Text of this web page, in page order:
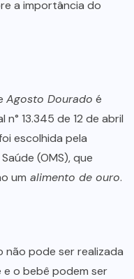
a importância do
Agosto Dourado é
13.345 de 12 de abril
escolhida pela
(OMS), que
um alimento de ouro.
não pode ser realizada
e o bebê podem ser